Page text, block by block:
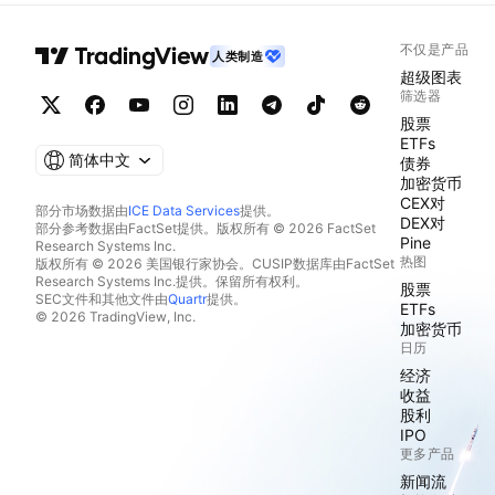
人类制造
简体中文
部分市场数据由ICE Data Services提供。
部分参考数据由FactSet提供。版权所有 © 2026 FactSet
Research Systems Inc.
版权所有 © 2026 美国银行家协会。CUSIP数据库由FactSet
Research Systems Inc.提供。保留所有权利。
SEC文件和其他文件由Quartr提供。
© 2026 TradingView, Inc.
不仅是产品
超级图表
筛选器
股票
ETFs
债券
加密货币
CEX对
DEX对
Pine
热图
股票
ETFs
加密货币
日历
经济
收益
股利
IPO
更多产品
新闻流